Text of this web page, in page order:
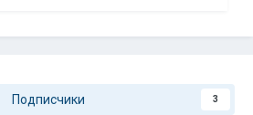
Подписчики 3